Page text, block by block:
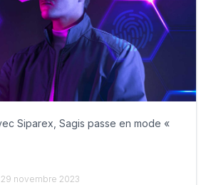
Siparex, Sagis passe en mode «
novembre 2023